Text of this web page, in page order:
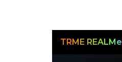
TRME REALMe